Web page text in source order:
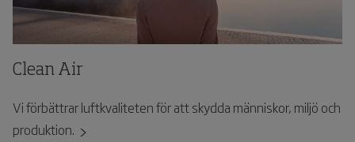
Clean Air
Vi förbättrar luftkvaliteten för att skydda människor, miljö och
produktion.